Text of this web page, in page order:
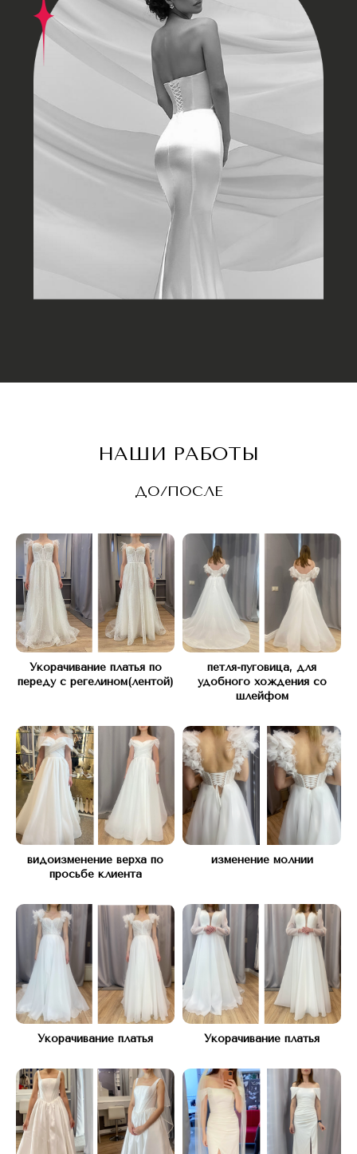
НАШИ РАБОТЫ
ДО/ПОСЛЕ
Укорачивание платья по
переду с регелином(лентой)
петля-пуговица, для
удобного хождения со
шлейфом
видоизменение верха по
просьбе клиента
изменение молнии
Укорачивание платья Укорачивание платья
КОНТАКТЫ
Свяжитесь с нами любым
удобным способом
(рядом с подъездом 12)
С 10 ДО 21, БЕЗ ВЫХОДНЫХ
Часы работы:
+7(977) 748 45 45
Телефон:
*Instagram запрещен в РФ (Meta*
признана экстремистской организацией)
Оставьте заявку и мы вам перезвоним
Я согласен сПолитикой конфиденциальности
Оставить заявку